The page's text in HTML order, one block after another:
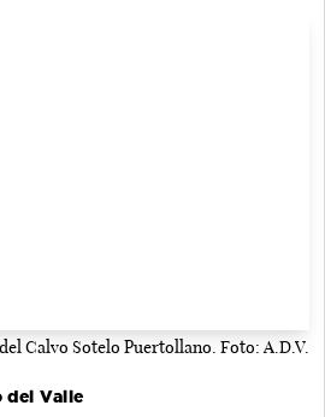
Calvo Sotelo Puertollano. Foto: A.D.V.
del Valle